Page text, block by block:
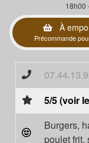
18h00
À
Précommande
5/5 (voir
Burgers,
poulet frit,